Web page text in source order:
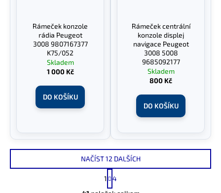
Rámeček konzole
rádia Peugeot
3008 9807167377
K75/052
Skladem
1 000 Kč
DO KOŠÍKU
Rámeček centrální
konzole displej
navigace Peugeot
3008 5008
9685092177
Skladem
800 Kč
DO KOŠÍKU
O
NAČÍST 12 DALŠÍCH
S
t
1
4